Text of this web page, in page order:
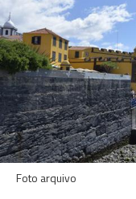
Foto arquivo